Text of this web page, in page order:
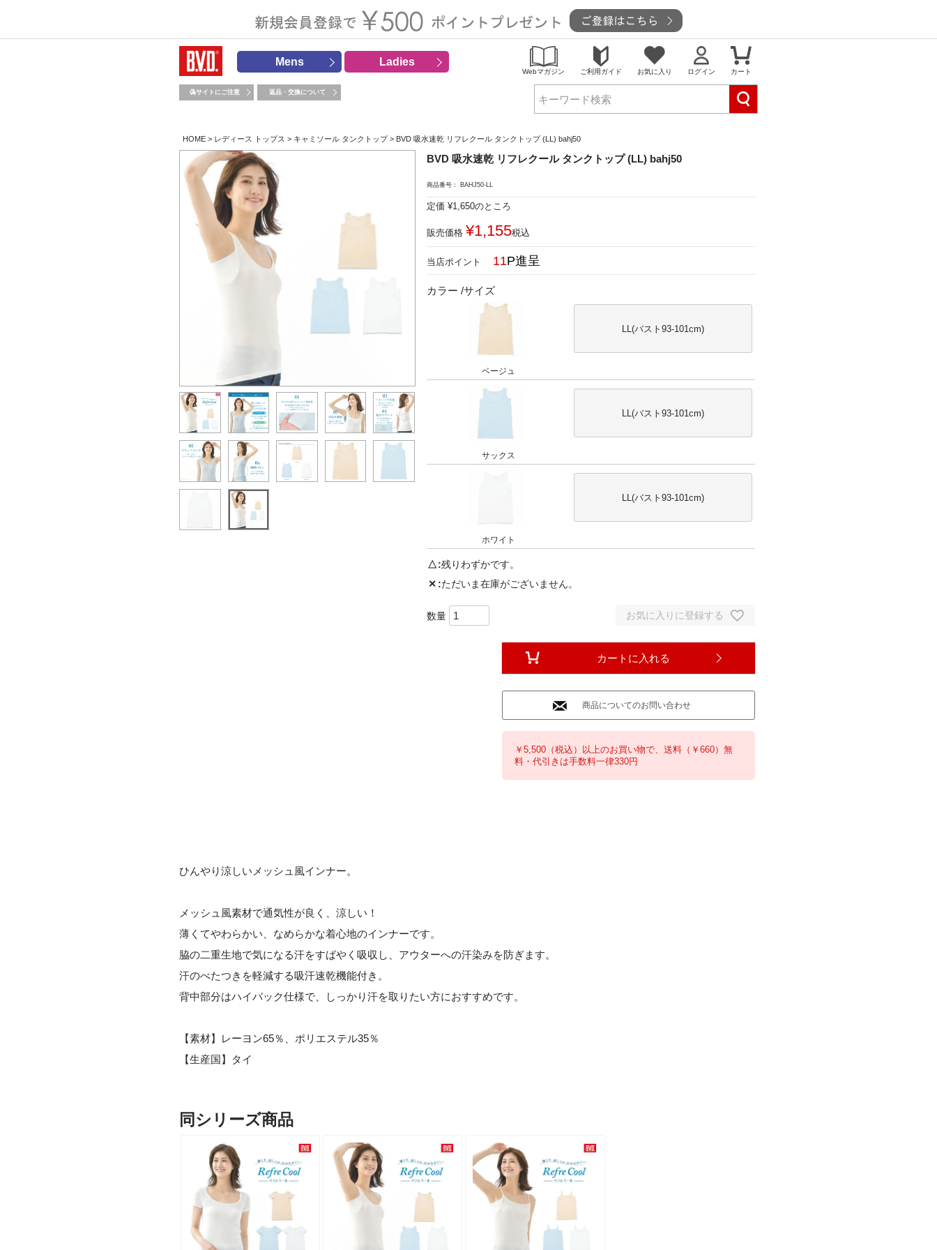
Mens Ladies
Webマガジン ご利用ガイド お気に入り ログイン カート
偽サイトにご注意 返品・交換について
HOME レディース トップス キャミソール タンクトップ BVD 吸水速乾 リフレクール タンクトップ (LL) bahj50
BVD 吸水速乾 リフレクール タンクトップ (LL) bahj50
商品番号 BAHJ50-LL
定価 ¥1,650のところ
販売価格 ¥1,155税込
11
カラー サイズ
ベージュ
LL(バスト93-101cm)
サックス
LL(バスト93-101cm)
ホワイト
LL(バスト93-101cm)
△ 残りわずかです。
✕ ただいま在庫がございません。
お気に入りに登録する
カートに入れる
商品についてのお問い合わせ
￥5,500（税込）以上のお買い物で、送料（￥660）無
料・代引きは手数料一律330円
ひんやり涼しいメッシュ風インナー。
メッシュ風素材で通気性が良く、涼しい！
薄くてやわらかい、なめらかな着心地のインナーです。
脇の二重生地で気になる汗をすばやく吸収し、アウターへの汗染みを防ぎます。
汗のべたつきを軽減する吸汗速乾機能付き。
背中部分はハイバック仕様で、しっかり汗を取りたい方におすすめです。
【素材】レーヨン65％、ポリエステル35％
【生産国】タイ
同シリーズ商品